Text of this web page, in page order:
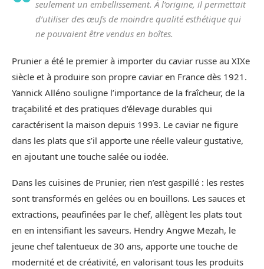
seulement un embellissement. À l’origine, il permettait
d’utiliser des œufs de moindre qualité esthétique qui
ne pouvaient être vendus en boîtes.
Prunier a été le premier à importer du caviar russe au XIXe
siècle et à produire son propre caviar en France dès 1921.
Yannick Alléno souligne l’importance de la fraîcheur, de la
traçabilité et des pratiques d’élevage durables qui
caractérisent la maison depuis 1993. Le caviar ne figure
dans les plats que s’il apporte une réelle valeur gustative,
en ajoutant une touche salée ou iodée.
Dans les cuisines de Prunier, rien n’est gaspillé : les restes
sont transformés en gelées ou en bouillons. Les sauces et
extractions, peaufinées par le chef, allègent les plats tout
en en intensifiant les saveurs. Hendry Angwe Mezah, le
jeune chef talentueux de 30 ans, apporte une touche de
modernité et de créativité, en valorisant tous les produits